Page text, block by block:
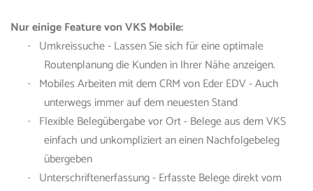
Nur einige Feature vonVKSMobile:
·
Umkreissuche - Lassen Sie sich für eine optimale
Routenplanung die Kunden in Ihrer Nähe anzeigen.
· Mobiles Arbeiten mit dem CRMvon Eder EDV- Auch
unterwegs immer auf dem neuesten Stand
· Flexible Belegübergabe vor Ort - Belege aus dem VKS
einfach und unkompliziert an einen Nachfolgebeleg
übergeben
·
Unterschriftenerfassung - Erfasste Belege direkt vom